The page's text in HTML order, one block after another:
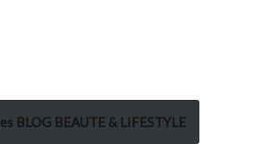
BLOG BEAUTE & LIFESTYLE